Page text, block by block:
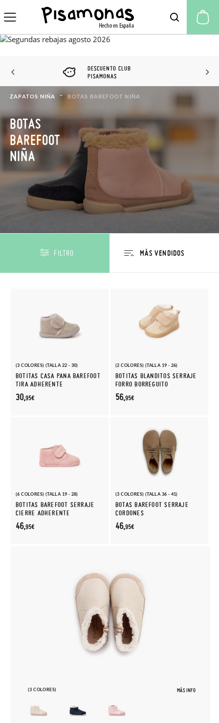
DESCUENTO CLUB
PISAMONAS
ZAPATOS NIÑA BOTAS BAREFOOT NIÑA
BOTAS
BAREFOOT
NIÑA
FILTRO
(3 COLORES) (TALLA 22 - 30)
BOTITAS CASA PANA BAREFOOT
TIRA ADHERENTE
30,95€
(2 COLORES) (TALLA 19 - 26)
BOTITAS BLANDITOS SERRAJE
FORRO BORREGUITO
56,95€
(6 COLORES) (TALLA 19 - 28)
BOTITAS BAREFOOT SERRAJE
CIERRE ADHERENTE
46,95€
(3 COLORES) (TALLA 36 - 41)
BOTAS BAREFOOT SERRAJE
CORDONES
46,95€
(3 COLORES) MÁS INFO